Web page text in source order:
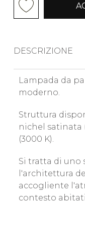
DESCRIZIONE
Lampada da
moderno.
Struttura
nichel satinata
(3000 K).
Si tratta di uno
l'architettura
accogliente
contesto